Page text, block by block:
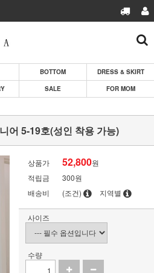
BOTTOM
DRESS & SKIRT
SALE FOR MOM
어 5-19호(성인 착용 가능)
상품가 52,800원
적립금
300원
배송비
(조건) 지역별
사이즈
수량